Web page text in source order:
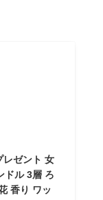
レゼント 女
ドル 3層 ろ
香り ワッ